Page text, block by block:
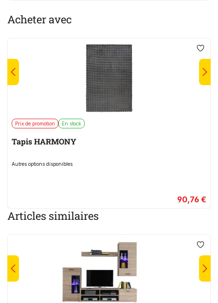
Acheter avec
Prix de promotion En stock
Tapis HARMONY
Autres options disponibles
90,76 €
Articles similaires